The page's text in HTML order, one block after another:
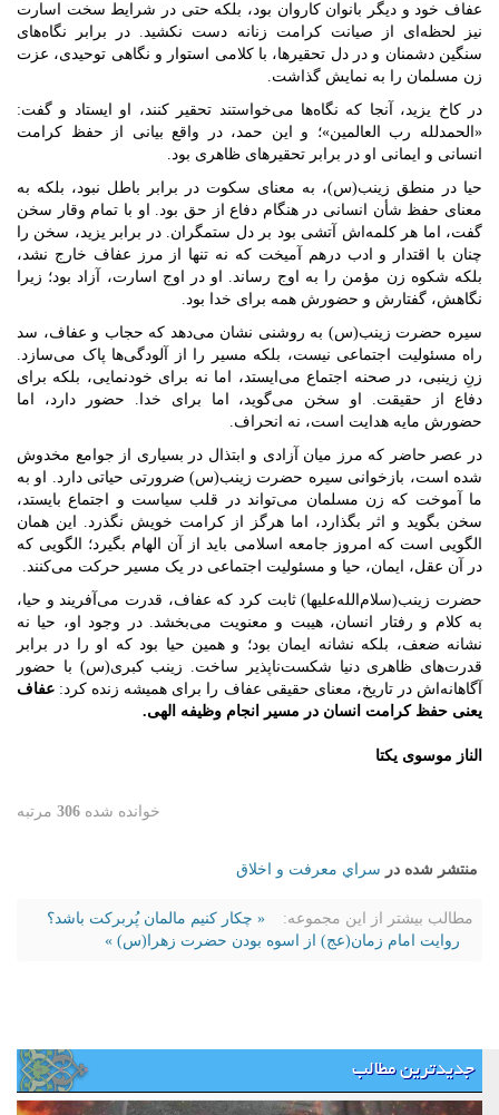
عفاف خود و دیگر بانوان کاروان بود، بلکه حتی در شرایط سخت اسارت
نیز لحظه‌ای از صیانت کرامت زنانه دست نکشید. در برابر نگاه‌های
سنگین دشمنان و در دل تحقیرها، با کلامی استوار و نگاهی توحیدی، عزت
زن مسلمان را به نمایش گذاشت.
در کاخ یزید، آنجا که نگاه‌ها می‌خواستند تحقیر کنند، او ایستاد و گفت:
«الحمدلله رب العالمین»؛ و این حمد، در واقع بیانی از حفظ کرامت
انسانی و ایمانی او در برابر تحقیرهای ظاهری بود.
حیا در منطق زینب(س)، به معنای سکوت در برابر باطل نبود، بلکه به
معنای حفظ شأن انسانی در هنگام دفاع از حق بود. او با تمام وقار سخن
گفت، اما هر کلمه‌اش آتشی بود بر دل ستمگران. در برابر یزید، سخن را
چنان با اقتدار و ادب درهم آمیخت که نه تنها از مرز عفاف خارج نشد،
بلکه شکوه زن مؤمن را به اوج رساند. او در اوج اسارت، آزاد بود؛ زیرا
نگاهش، گفتارش و حضورش همه برای خدا بود.
سیره حضرت زینب(س) به روشنی نشان می‌دهد که حجاب و عفاف، سد
راه مسئولیت اجتماعی نیست، بلکه مسیر را از آلودگی‌ها پاک می‌سازد.
زنِ زینبی، در صحنه اجتماع می‌ایستد، اما نه برای خودنمایی، بلکه برای
دفاع از حقیقت. او سخن می‌گوید، اما برای خدا. حضور دارد، اما
حضورش مایه هدایت است، نه انحراف.
در عصر حاضر که مرز میان آزادی و ابتذال در بسیاری از جوامع مخدوش
شده است، بازخوانی سیره حضرت زینب(س) ضرورتی حیاتی دارد. او به
ما آموخت که زن مسلمان می‌تواند در قلب سیاست و اجتماع بایستد،
سخن بگوید و اثر بگذارد، اما هرگز از کرامت خویش نگذرد. این همان
الگویی است که امروز جامعه اسلامی باید از آن الهام بگیرد؛ الگویی که
در آن عقل، ایمان، حیا و مسئولیت اجتماعی در یک مسیر حرکت می‌کنند.
حضرت زینب(سلام‌الله‌علیها) ثابت کرد که عفاف، قدرت می‌آفریند و حیا،
به کلام و رفتار انسان، هیبت و معنویت می‌بخشد. در وجود او، حیا نه
نشانه ضعف، بلکه نشانه ایمان بود؛ و همین حیا بود که او را در برابر
قدرت‌های ظاهری دنیا شکست‌ناپذیر ساخت. زینب کبری(س) با حضور
آگاهانه‌اش در تاریخ، معنای حقیقی عفاف را برای همیشه زنده کرد: عفاف
یعنی حفظ کرامت انسان در مسیر انجام وظیفه الهی.
الناز موسوی یکتا
خوانده شده 306 مرتبه
منتشر شده در سراي معرفت و اخلاق
مطالب بیشتر از این مجموعه:
« چکار کنیم مالمان پُربرکت باشد؟
روایت امام زمان(عج) از اسوه بودن حضرت زهرا(س) »
جدیدترین مطالب